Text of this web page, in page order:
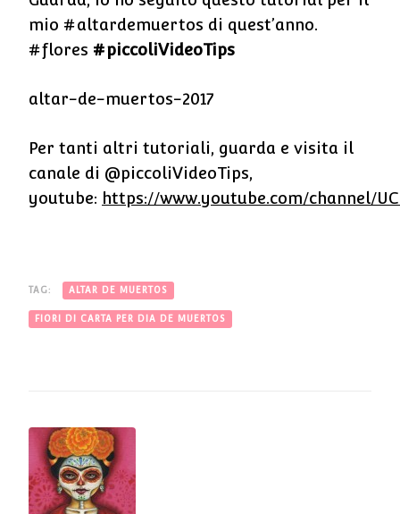
mio #altardemuertos di quest’anno.
#flores #piccoliVideoTips
altar-de-muertos-2017
Per tanti altri tutoriali, guarda e visita il
canale di @piccoliVideoTips,
youtube: https://www.youtube.com/channel/
TAG: ALTAR DE MUERTOS
FIORI DI CARTA PER DIA DE MUERTOS